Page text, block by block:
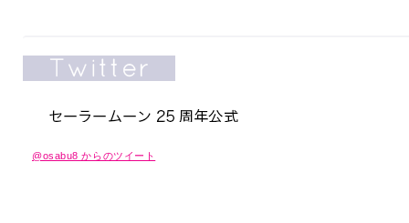
@osabu8 からのツイート